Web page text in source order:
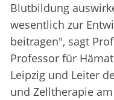
Blutbildung
wesentlich zur
beitragen", sagt
Professor für
Leipzig und Leiter
und Zelltherapie